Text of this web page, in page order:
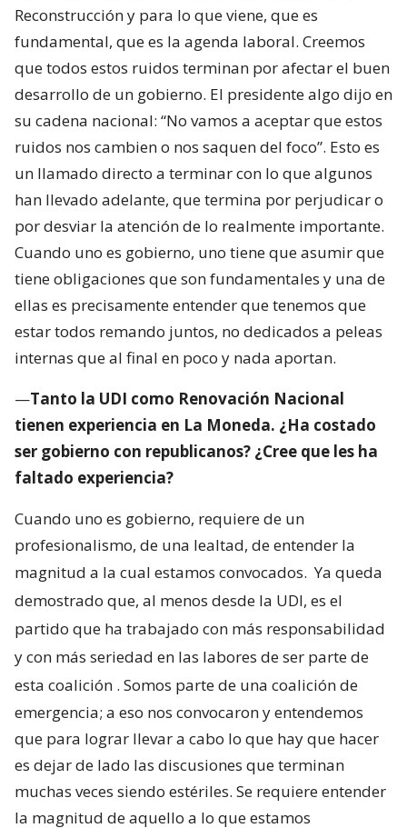
Reconstrucción y para lo que viene, que es
fundamental, que es la agenda laboral. Creemos
que todos estos ruidos terminan por afectar el buen
desarrollo de un gobierno. El presidente algo dijo en
su cadena nacional: “No vamos a aceptar que estos
ruidos nos cambien o nos saquen del foco”. Esto es
un llamado directo a terminar con lo que algunos
han llevado adelante, que termina por perjudicar o
por desviar la atención de lo realmente importante.
Cuando uno es gobierno, uno tiene que asumir que
tiene obligaciones que son fundamentales y una de
ellas es precisamente entender que tenemos que
estar todos remando juntos, no dedicados a peleas
internas que al final en poco y nada aportan.
—Tanto la UDI como Renovación Nacional
tienen experiencia en La Moneda. ¿Ha costado
ser gobierno con republicanos? ¿Cree que les ha
faltado experiencia?
Cuando uno es gobierno, requiere de un
profesionalismo, de una lealtad, de entender la
magnitud a la cual estamos convocados. Ya queda
demostrado que, al menos desde la UDI, es el
partido que ha trabajado con más responsabilidad
y con más seriedad en las labores de ser parte de
esta coalición . Somos parte de una coalición de
emergencia; a eso nos convocaron y entendemos
que para lograr llevar a cabo lo que hay que hacer
es dejar de lado las discusiones que terminan
muchas veces siendo estériles. Se requiere entender
la magnitud de aquello a lo que estamos